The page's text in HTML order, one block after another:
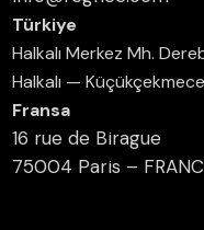
Türkiye
Halkalı Merkez Mh.
Halkalı —
Fransa
16 rue de Birague
75004 Paris –